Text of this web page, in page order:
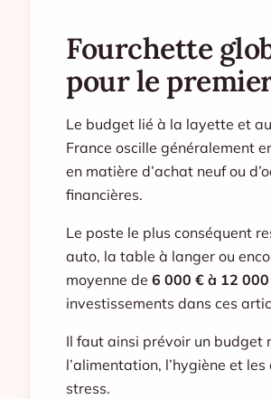
Fourchette
pour le
Le budget lié à la layette et
France oscille généralement
en matière d’achat neuf ou
financières.
Le poste le plus conséquent
auto, la table à langer ou
moyenne de 6 000 € à 12
investissements dans ces
Il faut ainsi prévoir un budget
l’alimentation, l’hygiène et
stress.